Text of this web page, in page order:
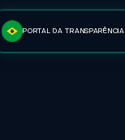
PORTAL DA TRANSPARÊNCIA